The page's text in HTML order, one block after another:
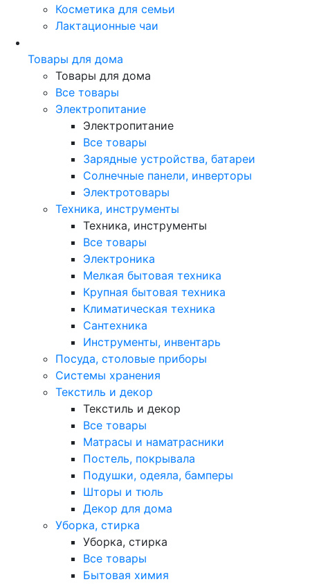
Косметика для семьи
Лактационные чаи
Товары для дома
Товары для дома
Все товары
Электропитание
Электропитание
Все товары
Зарядные устройства, батареи
Солнечные панели, инверторы
Электротовары
Техника, инструменты
Техника, инструменты
Все товары
Электроника
Мелкая бытовая техника
Крупная бытовая техника
Климатическая техника
Сантехника
Инструменты, инвентарь
Посуда, столовые приборы
Системы хранения
Текстиль и декор
Текстиль и декор
Все товары
Матрасы и наматрасники
Постель, покрывала
Подушки, одеяла, бамперы
Шторы и тюль
Декор для дома
Уборка, стирка
Уборка, стирка
Все товары
Бытовая химия